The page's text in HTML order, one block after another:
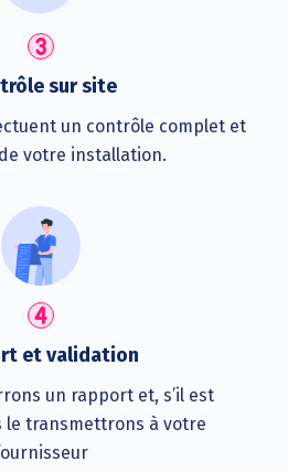
sur site
un contrôle complet et
votre installation.
et validation
un rapport et, s’il est
le transmettrons à votre